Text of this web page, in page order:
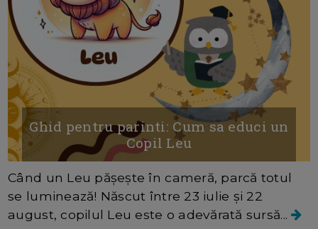
Ghid pentru parinti: Cum sa educi un
Copil Leu
Când un Leu pășește în cameră, parcă totul
se luminează! Născut între 23 iulie și 22
august, copilul Leu este o adevărată sursă...